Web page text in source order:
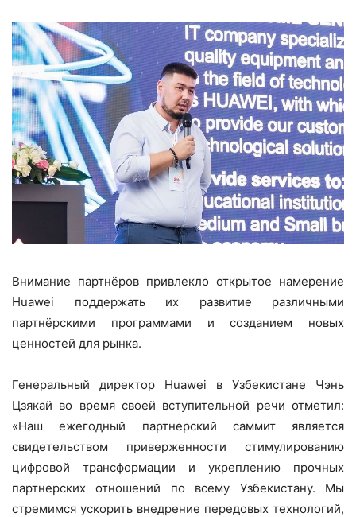
Внимание партнёров привлекло открытое намерение
Huawei поддержать их развитие различными
партнёрскими программами и созданием новых
ценностей для рынка.
Генеральный директор Huawei в Узбекистане Чэнь
Цзякай во время своей вступительной речи отметил:
«Наш ежегодный партнерский саммит является
свидетельством приверженности стимулированию
цифровой трансформации и укреплению прочных
партнерских отношений по всему Узбекистану. Мы
стремимся ускорить внедрение передовых технологий,